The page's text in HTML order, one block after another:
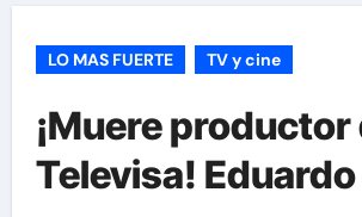
LO MAS FUERTE TV y cine
¡Muere productor
Televisa!